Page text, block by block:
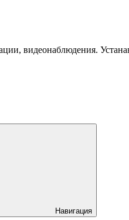
видеонаблюдения.
Навигация